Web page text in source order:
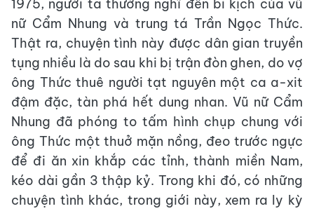
1975, người ta thường nghĩ đến bi kịch của vũ
nữ Cẩm Nhung và trung tá Trần Ngọc Thức.
Thật ra, chuyện tình này được dân gian truyền
tụng nhiều là do sau khi bị trận đòn ghen, do vợ
ông Thức thuê người tạt nguyên một ca a-xit
đậm đặc, tàn phá hết dung nhan. Vũ nữ Cẩm
Nhung đã phóng to tấm hình chụp chung với
ông Thức một thuở mặn nồng, đeo trước ngực
để đi ăn xin khắp các tỉnh, thành miền Nam,
kéo dài gần 3 thập kỷ. Trong khi đó, có những
chuyện tình khác, trong giới này, xem ra ly kỳ